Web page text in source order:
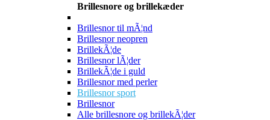
Brillesnore og brillekæder
Brillesnor til mÃ¦nd
Brillesnor neopren
BrillekÃ¦de
Brillesnor lÃ¦der
BrillekÃ¦de i guld
Brillesnor med perler
Brillesnor sport
Brillesnor
Alle brillesnore og brillekÃ¦der